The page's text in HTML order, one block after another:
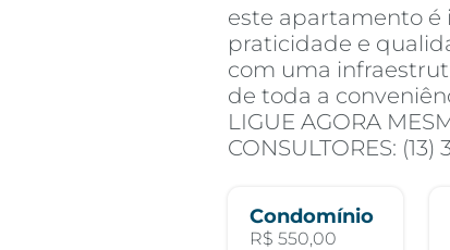
este apartamento é
praticidade e
com uma
de toda a
LIGUE AGORA
CONSULTORES:
Condomínio
R$ 550,00